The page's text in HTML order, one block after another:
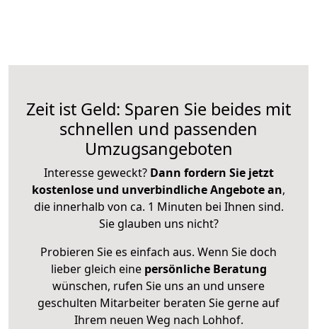
Zeit ist Geld: Sparen Sie beides mit
schnellen und passenden
Umzugsangeboten
Interesse geweckt? Dann fordern Sie jetzt
kostenlose und unverbindliche Angebote an,
die innerhalb von ca. 1 Minuten bei Ihnen sind.
Sie glauben uns nicht?
Probieren Sie es einfach aus. Wenn Sie doch
lieber gleich eine persönliche Beratung
wünschen, rufen Sie uns an und unsere
geschulten Mitarbeiter beraten Sie gerne auf
Ihrem neuen Weg nach Lohhof.